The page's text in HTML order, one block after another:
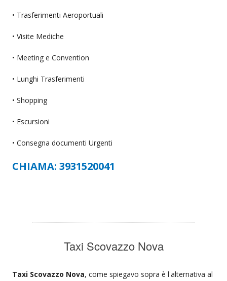
• Trasferimenti Aeroportuali
• Visite Mediche
• Meeting e Convention
• Lunghi Trasferimenti
• Shopping
• Escursioni
• Consegna documenti Urgenti
CHIAMA: 3931520041
Taxi Scovazzo Nova
Taxi Scovazzo Nova, come spiegavo sopra è l'alternativa al